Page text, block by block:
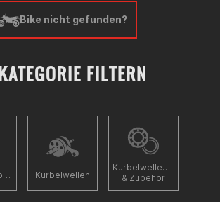
Bike nicht gefunden?
FILTERN
Dichtungsspacer Kurbelwellen
Kurbelwellenlager
& Zubehör